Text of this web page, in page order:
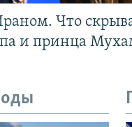
Что
и принца